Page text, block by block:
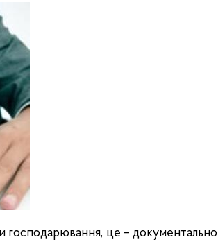
господарювання, це – документально